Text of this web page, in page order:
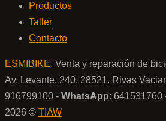
Productos
Taller
Contacto
ESMIBIKE. Venta y reparación de
Av. Levante, 240. 28521. Rivas
916799100 - WhatsApp: 641531760
2026 © T!AW